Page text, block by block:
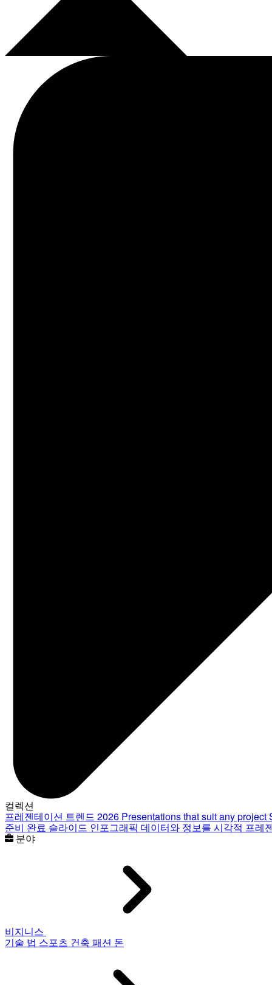
컬렉션
프레젠테이션 트렌드 2026 Presentations that suit any project
준비 완료 슬라이드 인포그래픽 데이터와 정보를 시각적 프레
분야
비지니스
기술 법 스포츠 건축 패션 돈